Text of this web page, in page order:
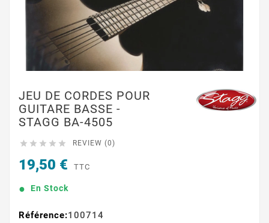
JEU DE CORDES POUR
GUITARE BASSE -
STAGG BA-4505
     REVIEW (0)
19,50 € TTC
En Stock
Référence:100714